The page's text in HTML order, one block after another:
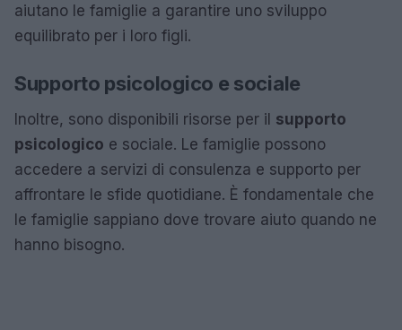
aiutano le famiglie a garantire uno sviluppo
equilibrato per i loro figli.
Supporto psicologico e sociale
Inoltre, sono disponibili risorse per il supporto
psicologico e sociale. Le famiglie possono
accedere a servizi di consulenza e supporto per
affrontare le sfide quotidiane. È fondamentale che
le famiglie sappiano dove trovare aiuto quando ne
hanno bisogno.